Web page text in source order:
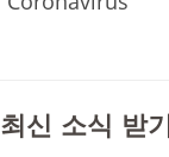
최신 소식 받기